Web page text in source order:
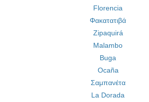
Florencia
Φακατατιβά
Zipaquirá
Malambo
Buga
Ocaña
Σαμπανέτα
La Dorada